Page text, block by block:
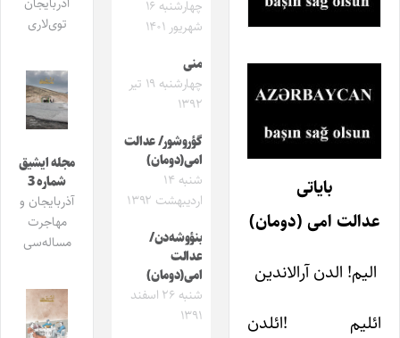
بایاتی
عدالت امی (دومان)
الیم! الدن آرالاندین
ائلیم !ائلدن
چهارشنبه ۱۶
شهریور ۱۴۰۱
منی
چهارشنبه ۱۹ تیر
۱۳۹۲
گؤروشور/ عدالت
امی(دومان)
شنبه ۱۴
اردیبهشت ۱۳۹۲
بنؤوشه‌دن/
عدالت
امی(دومان)
شنبه ۲۶ اسفند
۱۳۹۱
توی‌لاری
مجله ایشیق
شماره 3
آذربایجان و
مهاجرت
مساله‌سی